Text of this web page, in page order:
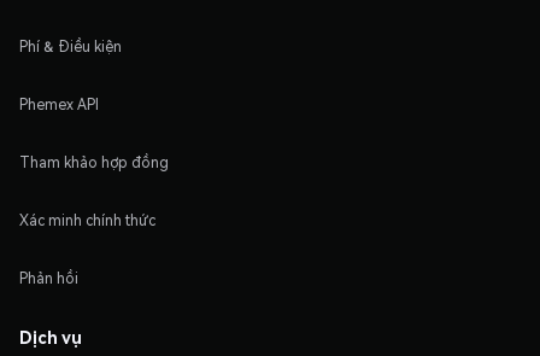
Phí & Điều kiện
Phemex API
Tham khảo hợp đồng
Xác minh chính thức
Phản hồi
Dịch vụ